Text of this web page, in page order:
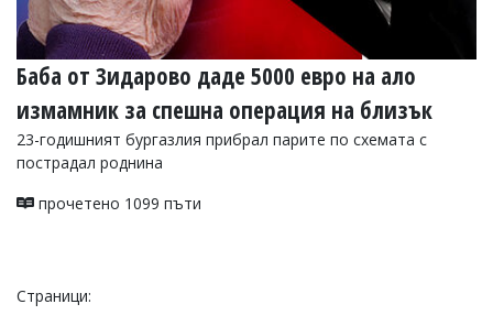
Баба от Зидарово даде 5000 евро на ало
измамник за спешна операция на близък
23-годишният бургазлия прибрал парите по схемата с
пострадал роднина
прочетено 1099 пъти
Страници: